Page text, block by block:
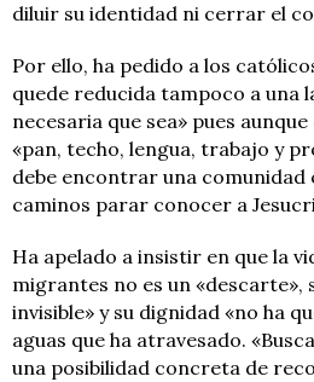
diluir su identidad ni cerrar el
Por ello, ha pedido a los
quede reducida tampoco a una
necesaria que sea» pues
«pan, techo, lengua, trabajo y
debe encontrar una comunidad
caminos parar conocer a
Ha apelado a insistir en que la
migrantes no es un «descarte»,
invisible» y su dignidad «no ha
aguas que ha atravesado.
una posibilidad concreta de